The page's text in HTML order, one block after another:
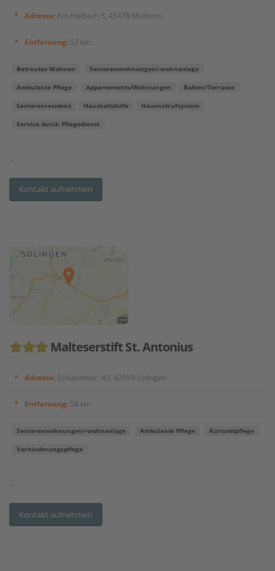
Adresse: Am Halbach 3, 45478 Mülheim
Entfernung: 52 km
Betreutes Wohnen Seniorenwohnungen/-wohnanlage
Ambulante Pflege Appartements/Wohnungen Balkon/Terrasse
Seniorenresidenz Haushaltshilfe Hausnotrufsystem
Service durch Pflegedienst
...
Kontakt aufnehmen
Malteserstift St. Antonius
Adresse: Schützenstr. 43, 42659 Solingen
Entfernung: 58 km
Seniorenwohnungen/-wohnanlage Ambulante Pflege Kurzzeitpflege
Verhinderungspflege
...
Kontakt aufnehmen